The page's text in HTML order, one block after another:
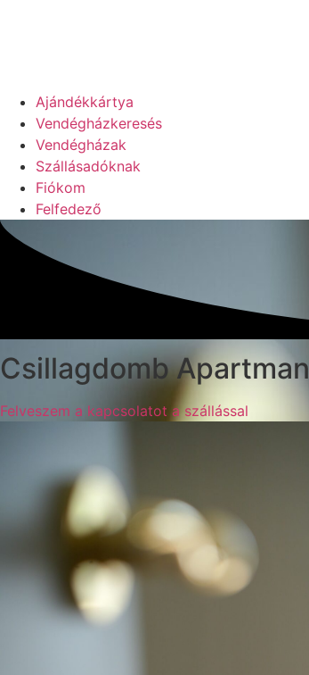
Ajándékkártya
Vendégházkeresés
Vendégházak
Szállásadóknak
Fiókom
Felfedező
Csillagdomb Apartman
Felveszem a kapcsolatot a szállással